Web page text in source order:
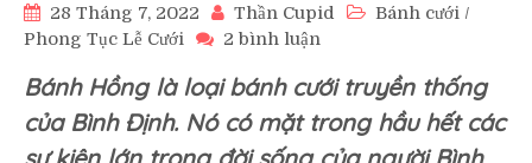
28 Tháng 7, 2022 Thần Cupid Bánh cưới /
Phong Tục Lễ Cưới
2 bình luận
hồng,
cưới
Bánh Hồng là loại bánh cưới truyền thống
của Bình Định. Nó có mặt trong hầu hết các